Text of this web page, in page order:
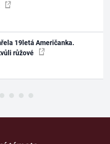
19letá Američanka.
růžové